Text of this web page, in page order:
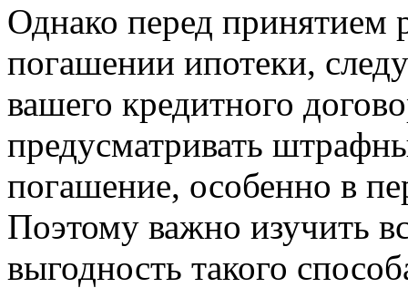
Однако перед принятием
погашении ипотеки,
вашего кредитного
предусматривать
погашение, особенно в
Поэтому важно изучить
выгодность такого